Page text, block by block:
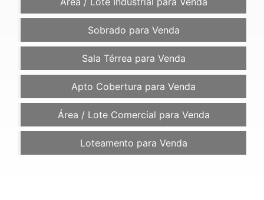
Sobrado para Venda
Sala Térrea para Venda
Apto Cobertura para Venda
Área / Lote Comercial para Venda
Loteamento para Venda